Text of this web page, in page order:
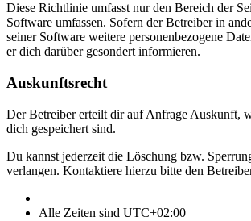
Diese Richtlinie umfasst nur den Bereich der
Software umfassen. Sofern der Betreiber in
seiner Software weitere personenbezogene
er dich darüber gesondert informieren.
Auskunftsrecht
Der Betreiber erteilt dir auf Anfrage Auskunft,
dich gespeichert sind.
Du kannst jederzeit die Löschung bzw.
verlangen. Kontaktiere hierzu bitte den
Alle Zeiten sind UTC+02:00